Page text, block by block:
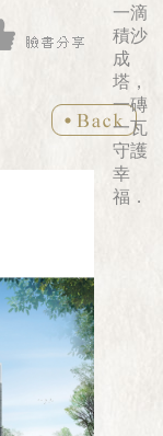
一滴
積沙
成
塔，
一磚
一瓦
守護
幸
福．